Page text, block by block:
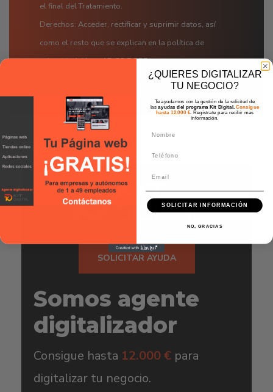
el final del Tratamiento.
Derechos: Acceder, rectificar y suprimir datos, así
como el resto que se explican en la política de
privacidad. (Arts. 15-22 RGPD)
política de privacidad.
SOLICITAR AYUDA
Somos agente
digitalizador
Consigue hasta 12.000 € para
digitalizar tu negocio.
¿QUIERES DIGITALIZAR
TU NEGOCIO?
Te ayudamos con la gestión de la solicitud de
lasayudas del programa Kit Digital.Consigue
hasta 12.000 €. Regístrate para recibir mas
información.
SOLICITAR INFORMACIÓN
NO, GRACIAS